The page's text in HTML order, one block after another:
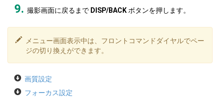
撮影画面に戻るまで DISP/BACKボタンを押します。
メニュー画面表示中は、フロントコマンドダイヤルでペー
ジの切り換えができます。
画質設定
フォーカス設定